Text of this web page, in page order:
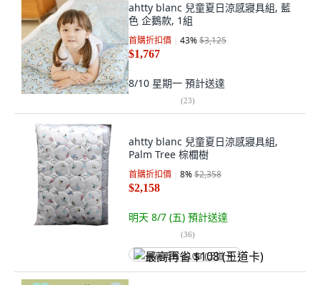
ahtty blanc 兒童夏日涼感寢具組, 藍
色 企鵝款, 1組
首購折扣價 43%$3,125
$1,767
8/10 星期一 預計送達
(23)
ahtty blanc 兒童夏日涼感寢具組,
Palm Tree 棕櫚樹
首購折扣價 8%$2,358
$2,158
明天 8/7 (五) 預計送達
(36)
最高再省 $108 (王道卡)